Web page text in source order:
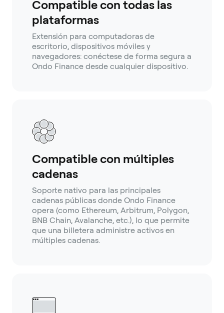
Compatible con todas las
plataformas
Extensión para computadoras de
escritorio, dispositivos móviles y
navegadores: conéctese de forma segura a
Ondo Finance desde cualquier dispositivo.
Compatible con múltiples
cadenas
Soporte nativo para las principales
cadenas públicas donde Ondo Finance
opera (como Ethereum, Arbitrum, Polygon,
BNB Chain, Avalanche, etc.), lo que permite
que una billetera administre activos en
múltiples cadenas.